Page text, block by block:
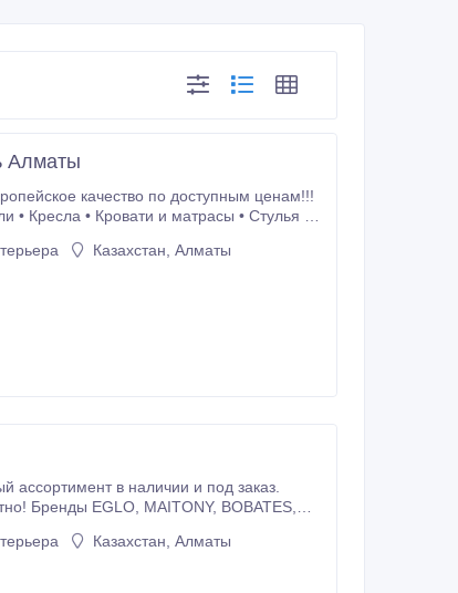
Алматы
Казахстан, Алматы
BOBATES,
Казахстан, Алматы